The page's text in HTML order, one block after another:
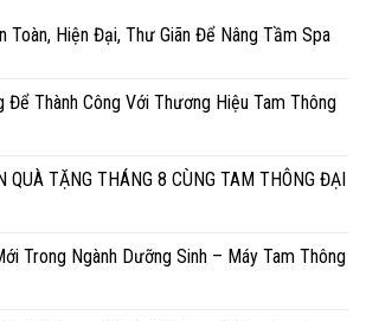
Toàn, Hiện Đại, Thư Giãn Để Nâng Tầm Spa
Để Thành Công Với Thương Hiệu Tam Thông
QUÀ TẶNG THÁNG 8 CÙNG TAM THÔNG ĐẠI
Trong Ngành Dưỡng Sinh – Máy Tam Thông